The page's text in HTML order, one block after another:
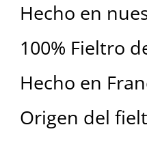
Hecho en
100% Fieltro
Hecho en
Origen del